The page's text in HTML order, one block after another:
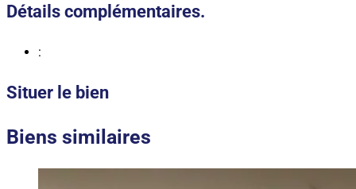
Détails complémentaires.
:
Situer le bien
Biens similaires